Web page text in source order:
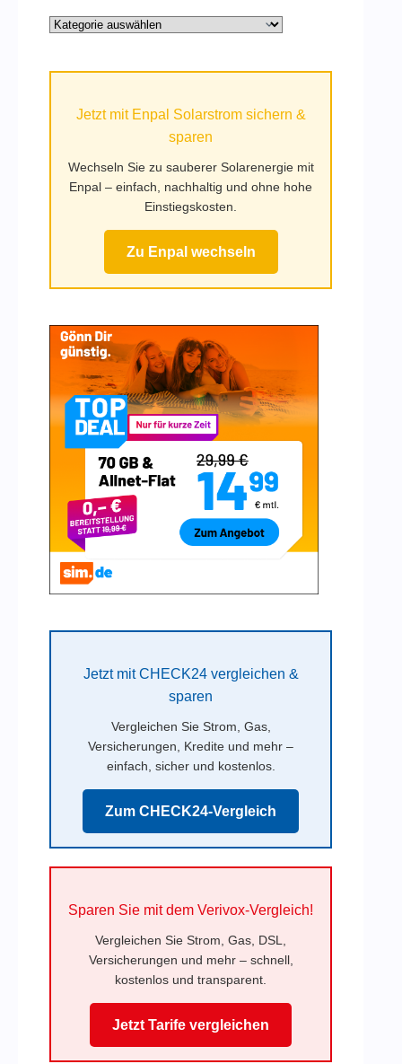
Alle
Jetzt mit Enpal Solarstrom sichern &
sparen
Wechseln Sie zu sauberer Solarenergie mit
Enpal – einfach, nachhaltig und ohne hohe
Einstiegskosten.
Zu Enpal wechseln
Jetzt mit CHECK24 vergleichen &
sparen
Vergleichen Sie Strom, Gas,
Versicherungen, Kredite und mehr –
einfach, sicher und kostenlos.
Zum CHECK24-Vergleich
Sparen Sie mit dem Verivox-Vergleich!
Vergleichen Sie Strom, Gas, DSL,
Versicherungen und mehr – schnell,
kostenlos und transparent.
Jetzt Tarife vergleichen